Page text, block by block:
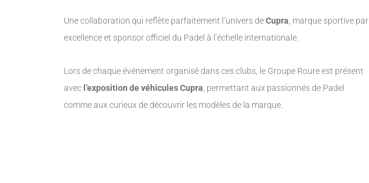
Une collaboration qui reflète parfaitement l’univers deCupra, marque sportive par
excellence et sponsor officiel du Padel à l’échelle internationale.
Lors de chaque événement organisé dans ces clubs, le Groupe Roure est présent
avec l’exposition de véhicules Cupra, permettant aux passionnés de Padel
comme aux curieux de découvrir les modèles de la marque.